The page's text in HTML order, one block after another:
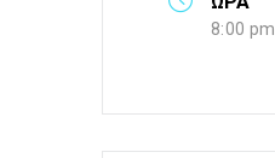
8:00